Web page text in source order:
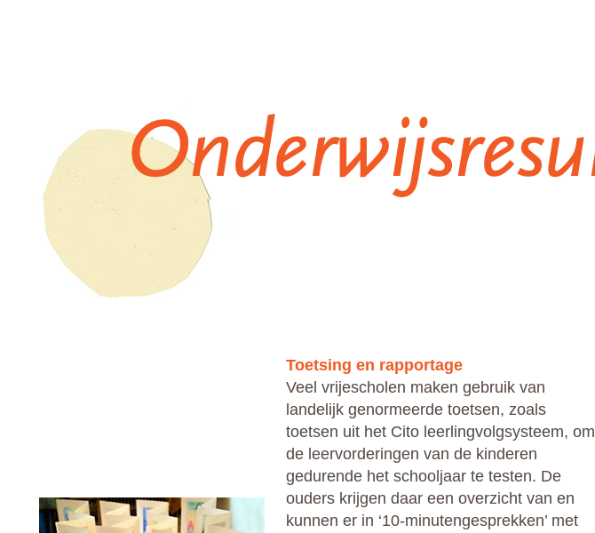
Toetsing en rapportage
Veel vrijescholen maken gebruik van
landelijk genormeerde toetsen, zoals
toetsen uit het Cito leerlingvolgsysteem, om
de leervorderingen van de kinderen
gedurende het schooljaar te testen. De
ouders krijgen daar een overzicht van en
kunnen er in ‘10-minutengesprekken’ met